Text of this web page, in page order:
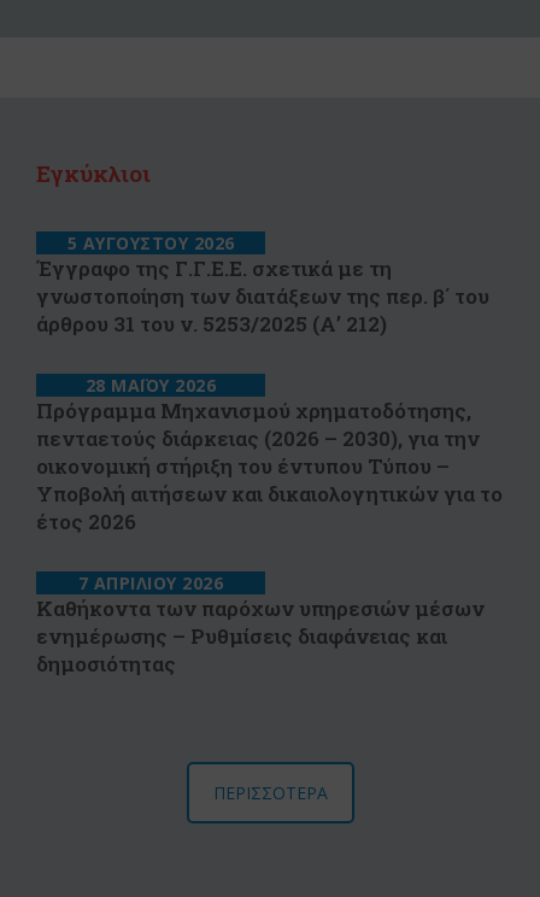
Εγκύκλιοι
Έγγραφο της Γ.Γ.Ε.Ε. σχετικά με τη
γνωστοποίηση των διατάξεων της περ. β΄ του
άρθρου 31 του ν. 5253/2025 (Α’ 212)
5 ΑΥΓΟΥΣΤΟΥ 2026
Πρόγραμμα Μηχανισμού χρηματοδότησης,
πενταετούς διάρκειας (2026 – 2030), για την
οικονομική στήριξη του έντυπου Τύπου –
Υποβολή αιτήσεων και δικαιολογητικών για το
έτος 2026
28 ΜΑΪΟΥ 2026
Καθήκοντα των παρόχων υπηρεσιών μέσων
ενημέρωσης – Ρυθμίσεις διαφάνειας και
δημοσιότητας
7 ΑΠΡΙΛΙΟΥ 2026
ΠΕΡΙΣΣΟΤΕΡΑ